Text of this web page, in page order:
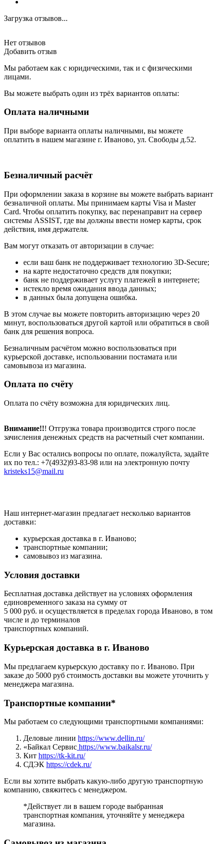
Загрузка отзывов...
Нет отзывов
Добавить отзыв
Мы работаем как с юридическими, так и с физическими
лицами.
Вы можете выбрать один из трёх вариантов оплаты:
Оплата наличными
При выборе варианта оплаты наличными, вы можете
оплатить в нашем магазине г. Иваново, ул. Свободы д.52.
Безналичный расчёт
При оформлении заказа в корзине вы можете выбрать вариант
безналичной оплаты. Мы принимаем карты Visa и Master
Card. Чтобы оплатить покупку, вас перенаправит на сервер
системы ASSIST, где вы должны ввести номер карты, срок
действия, имя держателя.
Вам могут отказать от авторизации в случае:
если ваш банк не поддерживает технологию 3D-Secure;
на карте недостаточно средств для покупки;
банк не поддерживает услугу платежей в интернете;
истекло время ожидания ввода данных;
в данных была допущена ошибка.
В этом случае вы можете повторить авторизацию через 20
минут, воспользоваться другой картой или обратиться в свой
банк для решения вопроса.
Безналичным расчётом можно воспользоваться при
курьерской доставке, использовании постамата или
самовывоза из магазина.
Оплата по счёту
Оплата по счёту возможна для юридических лиц.
Внимание!!! Отгрузка товара производится строго после
зачисления денежных средств на расчетный счет компании.
Если у Вас остались вопросы по оплате, пожалуйста, задайте
их по тел.: +7(4932)93-83-98 или на электронную почту
kristeks15@mail.ru
Наш интернет-магазин предлагает несколько вариантов
доставки:
курьерская доставка в г. Иваново;
транспортные компании;
самовывоз из магазина.
Условия доставки
Бесплатная доставка действует на условиях оформления
единовременного заказа на сумму от
5 000 руб. и осуществляется в пределах города Иваново, в том
числе и до терминалов
транспортных компаний.
Курьерская доставка в г. Иваново
Мы предлагаем курьерскую доставку по г. Иваново. При
заказе до 5000 руб стоимость доставки вы можете уточнить у
менеджера магазина.
Транспортные компании*
Мы работаем со следующими транспортными компаниями:
Деловые линии https://www.dellin.ru/
«Байкал Сервис https://www.baikalsr.ru/
Кит https://tk-kit.ru/
СДЭК https://cdek.ru/
Если вы хотите выбрать какую-либо другую транспортную
компанию, свяжитесь с менеджером.
*Действует ли в вашем городе выбранная
транспортная компания, уточняйте у менеджера
магазина.